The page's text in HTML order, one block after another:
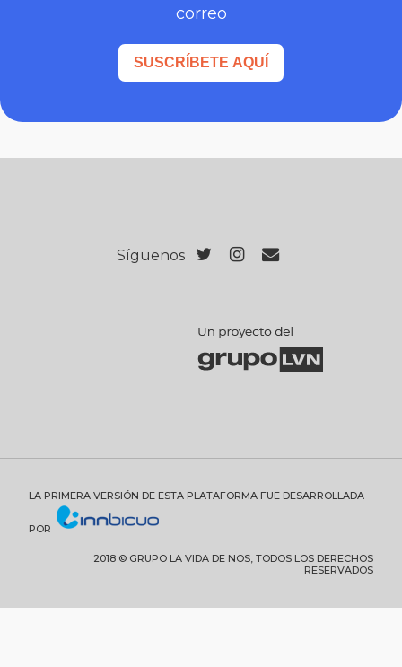
correo
SUSCRÍBETE AQUÍ
Síguenos
LA PRIMERA VERSIÓN DE ESTA PLATAFORMA FUE DESARROLLADA
POR
2018 © GRUPO LA VIDA DE NOS, TODOS LOS DERECHOS
RESERVADOS